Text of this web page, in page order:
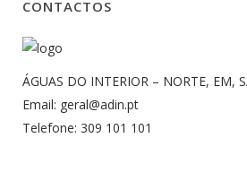
CONTACTOS
ÁGUAS DO INTERIOR – NORTE, EM,
Email: geral@adin.pt
Telefone: 309 101 101